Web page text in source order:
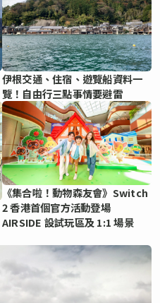
伊根交通、住宿、遊覽船資料一
覽！自由行三點事情要避雷
《集合啦！動物森友會》Switch
2 香港首個官方活動登場
AIRSIDE 設試玩區及 1:1 場景